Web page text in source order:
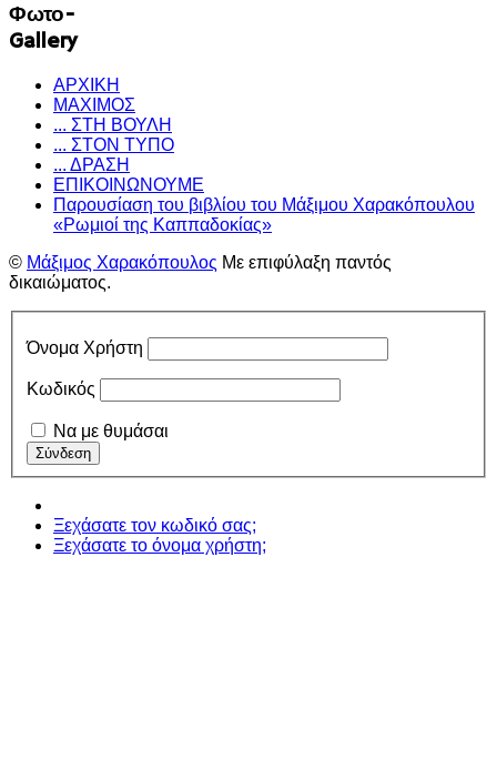
Φωτο-
Gallery
ΑΡΧΙΚΗ
ΜΑΧΙΜΟΣ
... ΣΤΗ ΒΟΥΛΗ
... ΣΤΟΝ ΤΥΠΟ
... ΔΡΑΣΗ
ΕΠΙΚΟΙΝΩΝΟΥΜΕ
Παρουσίαση του βιβλίου του Μάξιμου Χαρακόπουλου
«Ρωμιοί της Καππαδοκίας»
© Μάξιμος Χαρακόπουλος Με επιφύλαξη παντός
δικαιώματος.
Όνομα Χρήστη
Κωδικός
Να με θυμάσαι
Ξεχάσατε τον κωδικό σας;
Ξεχάσατε το όνομα χρήστη;